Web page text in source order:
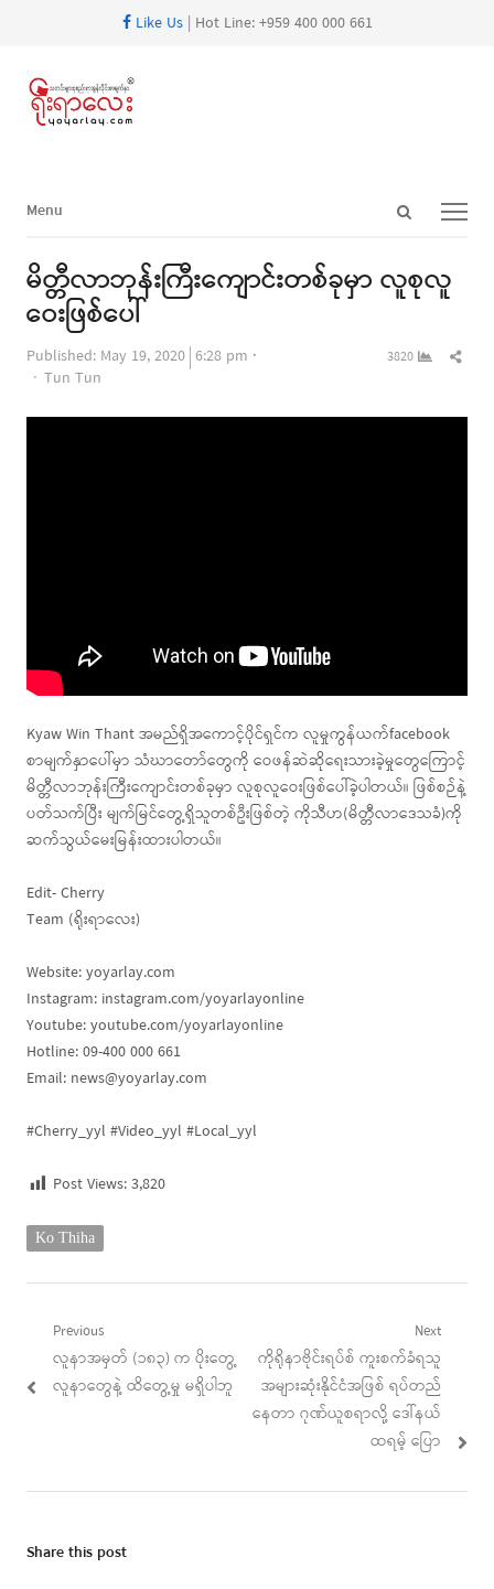
Like Us| Hot Line: +959 400 000 661
Open
Menu
Menu
မိတ္တီလာဘုန်းကြီးကျောင်းတစ်ခုမှာ လူစုလူ
ဝေးဖြစ်ပေါ်
Published: May 19, 2020 6:28 pm
Author
Tun Tun
3820
Kyaw Win Thant အမည်ရှိအကောင့်ပိုင်ရှင်က လူမှုကွန်ယက်facebook
စာမျက်နှာပေါ်မှာ သံဃာတော်တွေကို ဝေဖန်ဆဲဆိုရေးသားခဲ့မှုတွေကြောင့်
မိတ္တီလာဘုန်းကြီးကျောင်းတစ်ခုမှာ လူစုလူဝေးဖြစ်ပေါ်ခဲ့ပါတယ်။ ဖြစ်စဉ်နဲ့
ပတ်သက်ပြီး မျက်မြင်တွေ့ရှိသူတစ်ဦးဖြစ်တဲ့ ကိုသီဟ(မိတ္တီလာဒေသခံ)ကို
ဆက်သွယ်မေးမြန်းထားပါတယ်။
Edit- Cherry
Team (ရိုးရာလေး)
Website: yoyarlay.com
Instagram: instagram.com/yoyarlayonline
Youtube: youtube.com/yoyarlayonline
Hotline: 09-400 000 661
Email: news@yoyarlay.com
#Cherry_yyl #Video_yyl #Local_yyl
Post Views:3,820
Ko Thiha
Post
navigation
Previous
Previous
post:
လူနာအမှတ် (၁၈၃) က ပိုးတွေ့
လူနာတွေနဲ့ ထိတွေ့မှု မရှိပါဘူ
Next
Next
post:
ကိုရိုနာဗိုင်းရပ်စ် ကူးစက်ခံရသူ
အများဆုံးနိုင်ငံအဖြစ် ရပ်တည်
နေတာ ဂုဏ်ယူစရာလို့ ဒေါ်နယ်
ထရမ့် ပြော
Share this post